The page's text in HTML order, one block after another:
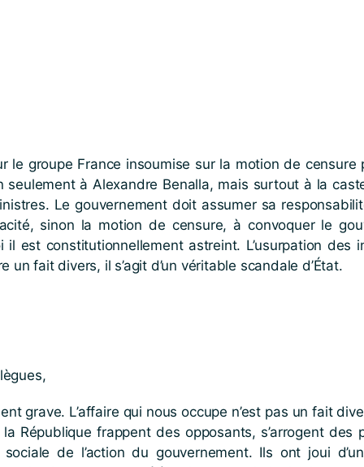
le groupe France insoumise sur la motion de censure
à Alexandre Benalla, mais surtout à la
Le gouvernement doit assumer sa
sinon la motion de censure, à convoquer le
constitutionnellement astreint. L’usurpation des
fait divers, il s’agit d’un véritable scandale d’État.
grave. L’affaire qui nous occupe n’est pas un fait
République frappent des opposants, s’arrogent des
de l’action du gouvernement. Ils ont joui